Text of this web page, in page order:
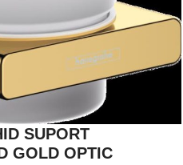
SUPORT
GOLD OPTIC